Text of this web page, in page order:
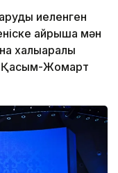
иеленген
айрықша мән
халықаралық
Жомарт